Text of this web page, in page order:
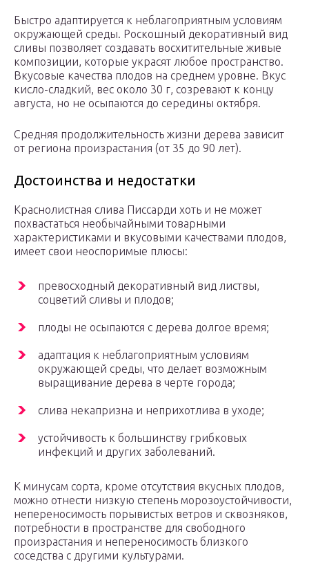
Быстро адаптируется к неблагоприятным условиям
окружающей среды. Роскошный декоративный вид
сливы позволяет создавать восхитительные живые
композиции, которые украсят любое пространство.
Вкусовые качества плодов на среднем уровне. Вкус
кисло-сладкий, вес около 30 г, созревают к концу
августа, но не осыпаются до середины октября.
Средняя продолжительность жизни дерева зависит
от региона произрастания (от 35 до 90 лет).
Достоинства и недостатки
Краснолистная слива Писсарди хоть и не может
похвастаться необычайными товарными
характеристиками и вкусовыми качествами плодов,
имеет свои неоспоримые плюсы:
превосходный декоративный вид листвы,
соцветий сливы и плодов;
плоды не осыпаются с дерева долгое время;
адаптация к неблагоприятным условиям
окружающей среды, что делает возможным
выращивание дерева в черте города;
слива некапризна и неприхотлива в уходе;
устойчивость к большинству грибковых
инфекций и других заболеваний.
К минусам сорта, кроме отсутствия вкусных плодов,
можно отнести низкую степень морозоустойчивости,
непереносимость порывистых ветров и сквозняков,
потребности в пространстве для свободного
произрастания и непереносимость близкого
соседства с другими культурами.